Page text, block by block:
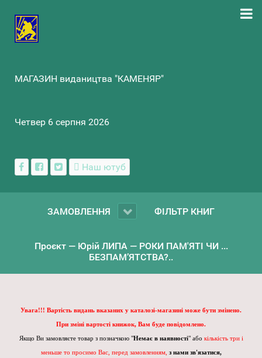
МАГАЗИН видаництва "КАМЕНЯР"
Четвер 6 серпня 2026
Наш ютуб
ЗАМОВЛЕННЯ ФІЛЬТР КНИГ
Проєкт — Юрій ЛИПА — РОКИ ПАМ'ЯТІ ЧИ ...
БЕЗПАМ’ЯТСТВА?..
Увага!!! Вартість видань вказаних у каталозі-магазині може бути змінено.
При зміні вартості книжок, Вам буде повідомлено.
Якщо Ви замовляєте товар з позначкою "Немає в наявності" або кількість три і
меньше то просимо Вас, перед замовленням, з нами зв'язатися,